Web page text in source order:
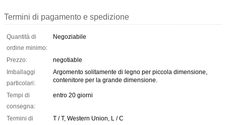
Termini di pagamento e spedizione
Quantità di
ordine minimo:
Negoziabile
Prezzo:
negotiable
Imballaggi
particolari:
Argomento solitamente di legno per piccola dimensione,
contenitore per la grande dimensione.
Tempi di
consegna:
entro 20 giorni
Termini di
T / T, Western Union, L / C